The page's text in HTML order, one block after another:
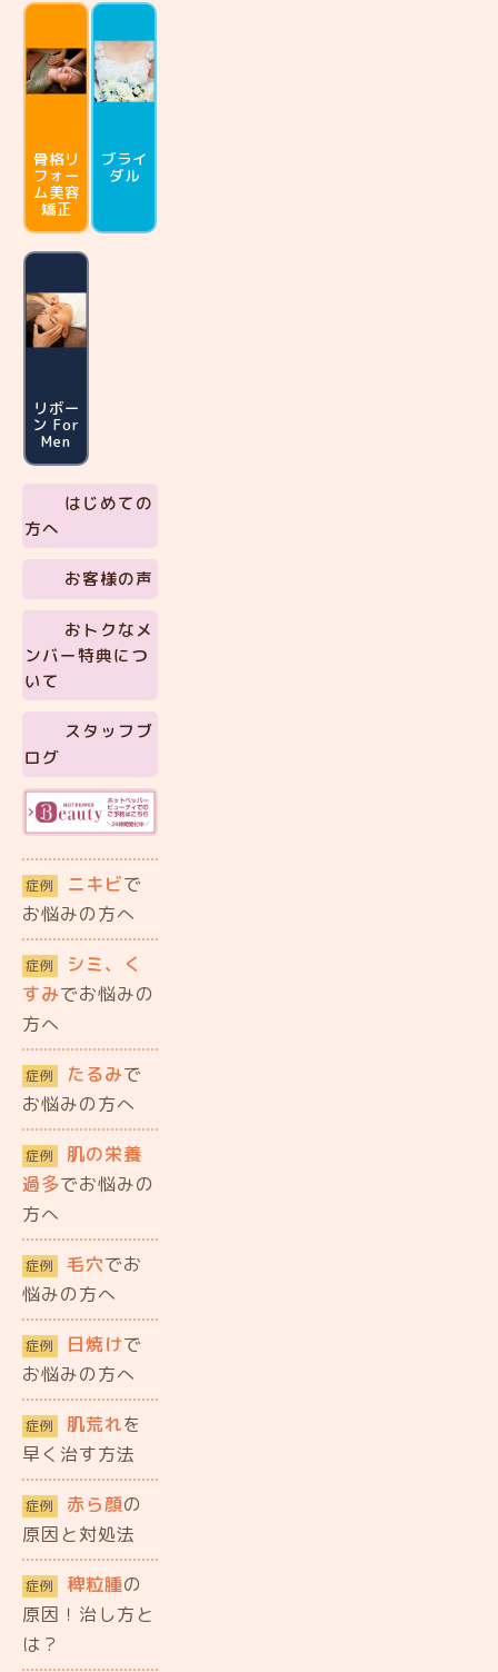
骨格リ
フォー
ム美容
矯正
ブライ
ダル
リボー
ン For
Men
はじめての
方へ
お客様の声
おトクなメ
ンバー特典につ
いて
スタッフブ
ログ
症例 ニキビで
お悩みの方へ
症例
シミ、く
すみでお悩みの
方へ
症例 たるみで
お悩みの方へ
症例
肌の栄養
過多でお悩みの
方へ
症例 毛穴でお
悩みの方へ
症例 日焼けで
お悩みの方へ
症例 肌荒れを
早く治す方法
症例 赤ら顔の
原因と対処法
症例 稗粒腫の
原因！治し方と
は？